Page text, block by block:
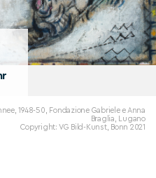
1948-50, Fondazione Gabriele e Anna
Braglia, Lugano
Copyright: VG Bild-Kunst, Bonn 2021